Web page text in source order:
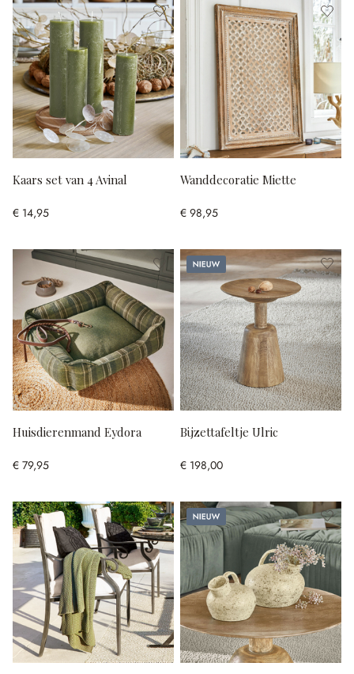
Kaars set van 4 Avinal
€ 14,95
Wanddecoratie Miette
€ 98,95
Huisdierenmand Eydora
€ 79,95
Nieuw
Bijzettafeltje Ulric
€ 198,00
Nieuw